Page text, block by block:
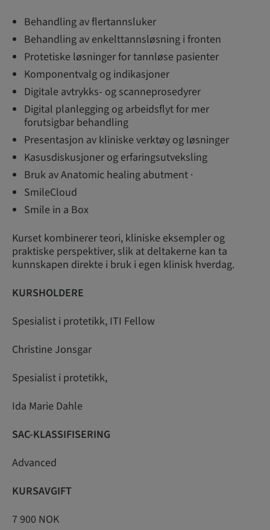
Behandling av flertannsluker
Behandling av enkelttannsløsning i fronten
Protetiske løsninger for tannløse pasienter
Komponentvalg og indikasjoner
Digitale avtrykks- og scanneprosedyrer
Digital planlegging og arbeidsflyt for mer
forutsigbar behandling
Presentasjon av kliniske verktøy og løsninger
Kasusdiskusjoner og erfaringsutveksling
Bruk av Anatomic healing abutment ·
SmileCloud
Smile in a Box
Kurset kombinerer teori, kliniske eksempler og
praktiske perspektiver, slik at deltakerne kan ta
kunnskapen direkte i bruk i egen klinisk hverdag.
KURSHOLDERE
Spesialist i protetikk, ITI Fellow
Christine Jonsgar
Spesialist i protetikk,
Ida Marie Dahle
SAC-KLASSIFISERING
Advanced
KURSAVGIFT
7 900 NOK